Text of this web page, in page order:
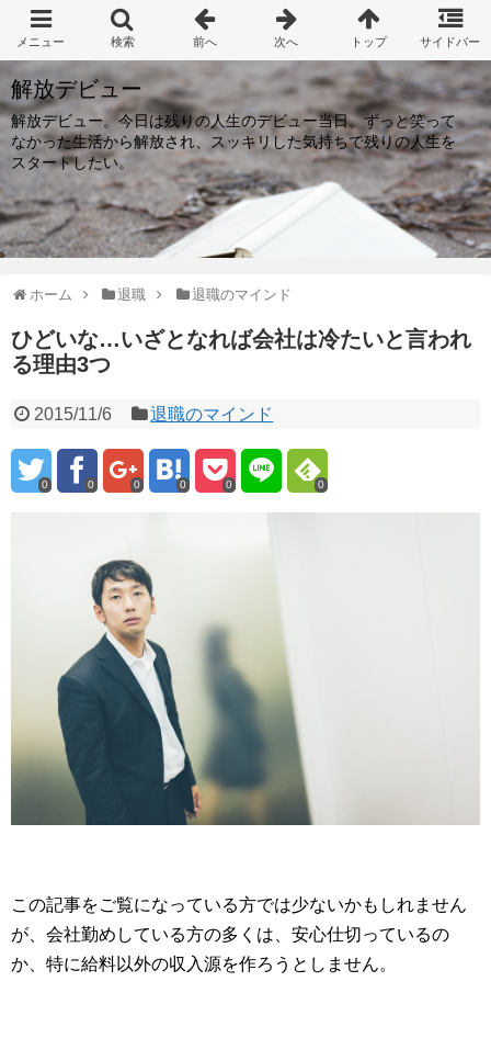
解放デビュー
解放デビュー。今日は残りの人生のデビュー当日。ずっと笑って
なかった生活から解放され、スッキリした気持ちで残りの人生を
スタートしたい。
ホーム 退職 退職のマインド
ひどいな…いざとなれば会社は冷たいと言われ
る理由3つ
2015/11/6 退職のマインド
0 0 0 0 0 0
この記事をご覧になっている方では少ないかもしれません
が、会社勤めしている方の多くは、安心仕切っているの
か、特に給料以外の収入源を作ろうとしません。